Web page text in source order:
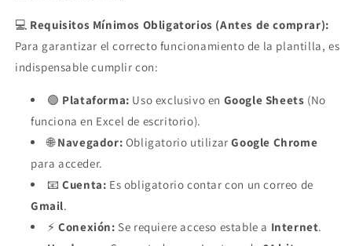
💻 Requisitos Mínimos Obligatorios (Antes de comprar):
Para garantizar el correcto funcionamiento de la plantilla, es
indispensable cumplir con:
🟢 Plataforma: Uso exclusivo en Google Sheets (No
funciona en Excel de escritorio).
🌐Navegador: Obligatorio utilizarGoogle Chrome
para acceder.
📧Cuenta: Es obligatorio contar con un correo de
Gmail.
⚡Conexión: Se requiere acceso estable a Internet.